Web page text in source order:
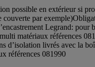
possible en extérieur si
couverte par
Legrand: pour
matériaux références
d’isolation livrés avec la
références 081990